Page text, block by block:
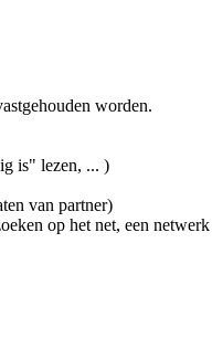
worden.
is" lezen, ... )
van partner)
op het net, een